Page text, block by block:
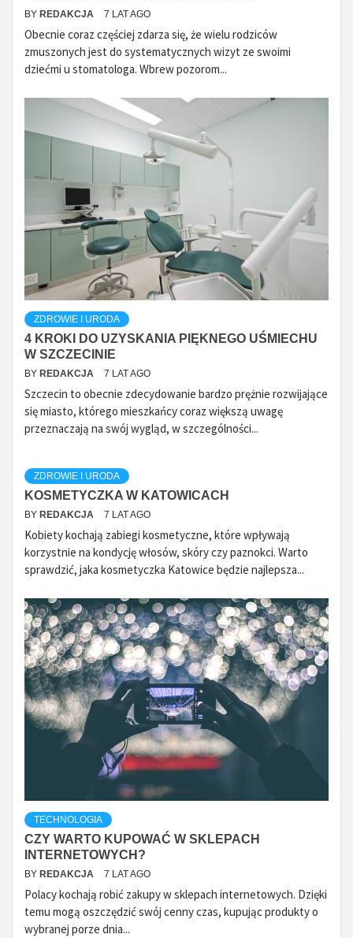
BY REDAKCJA 7 LAT AGO
Obecnie coraz częściej zdarza się, że wielu rodziców
zmuszonych jest do systematycznych wizyt ze swoimi
dziećmi u stomatologa. Wbrew pozorom...
ZDROWIE I URODA
4 KROKI DO UZYSKANIA PIĘKNEGO UŚMIECHU
W SZCZECINIE
BY REDAKCJA 7 LAT AGO
Szczecin to obecnie zdecydowanie bardzo prężnie rozwijające
się miasto, którego mieszkańcy coraz większą uwagę
przeznaczają na swój wygląd, w szczególności...
ZDROWIE I URODA
KOSMETYCZKA W KATOWICACH
BY REDAKCJA 7 LAT AGO
Kobiety kochają zabiegi kosmetyczne, które wpływają
korzystnie na kondycję włosów, skóry czy paznokci. Warto
sprawdzić, jaka kosmetyczka Katowice będzie najlepsza...
TECHNOLOGIA
CZY WARTO KUPOWAĆ W SKLEPACH
INTERNETOWYCH?
BY REDAKCJA 7 LAT AGO
Polacy kochają robić zakupy w sklepach internetowych. Dzięki
temu mogą oszczędzić swój cenny czas, kupując produkty o
wybranej porze dnia...